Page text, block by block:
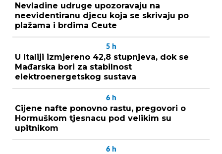
Nevladine udruge upozoravaju na
neevidentiranu djecu koja se skrivaju po
plažama i brdima Ceute
5 h
U Italiji izmjereno 42,8 stupnjeva, dok se
Mađarska bori za stabilnost
elektroenergetskog sustava
6 h
Cijene nafte ponovno rastu, pregovori o
Hormuškom tjesnacu pod velikim su
upitnikom
6 h